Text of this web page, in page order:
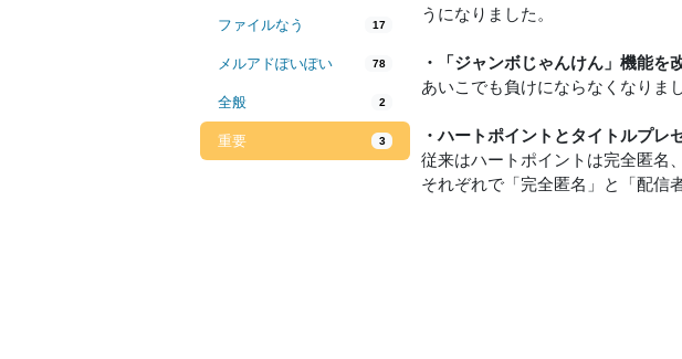
ファイルなう 17
メルアドぽいぽい 78
全般 2
重要 3
うになりました。
・「ジャンボじゃんけん」機能を
あいこでも負けにならなくなりまし
・ハートポイントとタイトルプ
従来はハートポイントは完全匿名
それぞれで「完全匿名」と「配信